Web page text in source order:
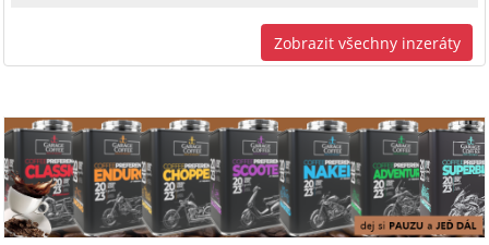
Zobrazit všechny inzeráty